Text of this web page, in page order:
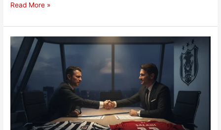
Beşiktaş’ta
Bilmecesi:
Vincenzo
Italiano
Sessizliğini
Bozdu
Read More »